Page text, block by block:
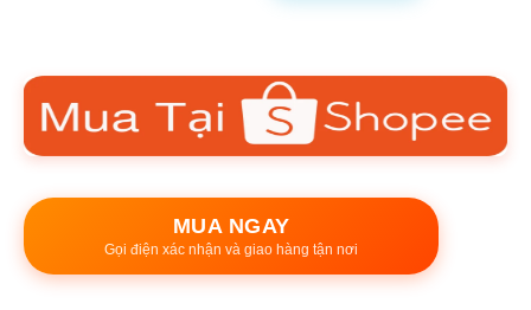
MUA NGAY
Gọi điện xác nhận và giao hàng tận nơi